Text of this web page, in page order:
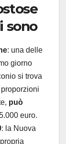
sono
: una delle
giorno
si trova
può
euro.
: la Nuova